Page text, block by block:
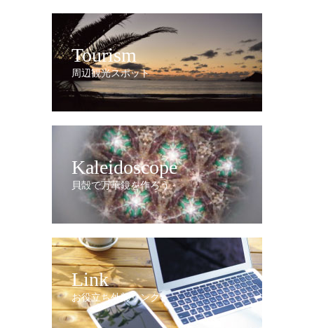
Tourism
周辺観光スポット
Kaleidoscope
貝殻で万華鏡を作ろう
Link
お役立ち外部リンク